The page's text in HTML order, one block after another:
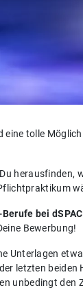
eine tolle
bei
Bewerbung!
Unterlagen
letzten
unbedingt den